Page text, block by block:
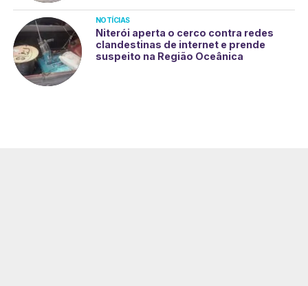
NOTÍCIAS
Niterói aperta o cerco contra redes
clandestinas de internet e prende
suspeito na Região Oceânica